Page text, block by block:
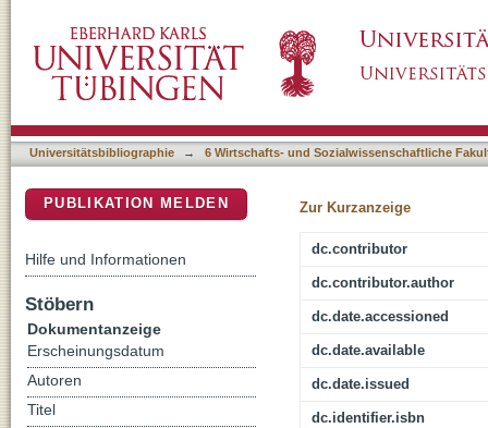
Immanuel Wallerstein
Universitätsbibliographie → 6 Wirtschafts- und Sozialwissenschaftliche
Zur Kurzanzeige
dc.contributor
dc.contributor.author
dc.date.accessioned
dc.date.available
dc.date.issued
dc.identifier.isbn
PUBLIKATION MELDEN
Hilfe und Informationen
Stöbern
Dokumentanzeige
Erscheinungsdatum
Autoren
Titel